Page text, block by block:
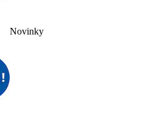
Novinky